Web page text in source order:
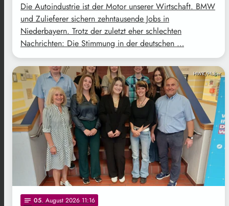
Die Autoindustrie ist der Motor unserer Wirtschaft. BMW
und Zulieferer sichern zehntausende Jobs in
Niederbayern. Trotz der zuletzt eher schlechten
Nachrichten: Die Stimmung in der deutschen …
HWK/Huber
notes 05. August 2026 11:16